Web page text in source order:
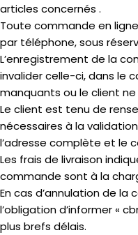
articles concernés .
Toute commande en
par téléphone, sous
L’enregistrement de la
invalider celle-ci, dans le
manquants ou le client
Le client est tenu de
nécessaires à la
l’adresse complète et le
Les frais de livraison
commande sont à la
En cas d’annulation de
l’obligation d’informer «
plus brefs délais.